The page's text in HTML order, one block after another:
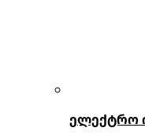
ელექტრო